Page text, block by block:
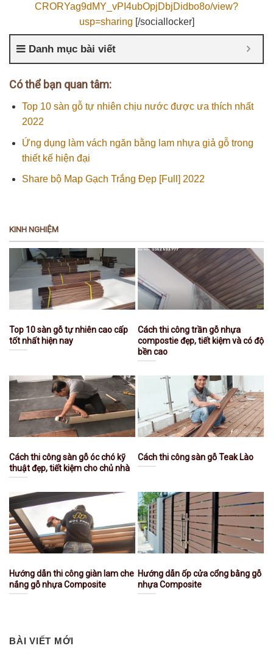
CRORYag9dMY_vPI4ubOpjDbjDidbo8o/view?
usp=sharing [/sociallocker]
Danh mục bài viết
Có thể bạn quan tâm:
Top 10 sàn gỗ tự nhiên chịu nước được ưa thích nhất
2022
Ứng dụng làm vách ngăn bằng lam nhựa giả gỗ trong
thiết kế hiện đại
Share bộ Map Gạch Trắng Đẹp [Full] 2022
KINH NGHIỆM
Top 10 sàn gỗ tự nhiên cao cấp
tốt nhất hiện nay
Cách thi công trần gỗ nhựa
compostie đẹp, tiết kiệm và có độ
bền cao
Cách thi công sàn gỗ óc chó kỹ
thuật đẹp, tiết kiệm cho chủ nhà
Cách thi công sàn gỗ Teak Lào
Hướng dẫn thi công giàn lam che
nắng gỗ nhựa Composite
Hướng dẫn ốp cửa cổng bằng gỗ
nhựa Composite
BÀI VIẾT MỚI